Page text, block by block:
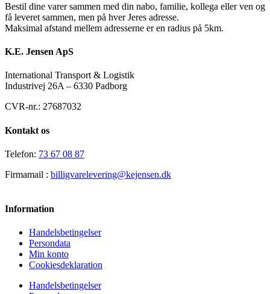
Bestil dine varer sammen med din nabo, familie, kollega eller ven og
få leveret sammen, men på hver Jeres adresse.
Maksimal afstand mellem adresserne er en radius på 5km.
K.E. Jensen ApS
International Transport & Logistik
Industrivej 26A – 6330 Padborg
CVR-nr.: 27687032
Kontakt os
Telefon: 73 67 08 87
Firmamail : billigvarelevering@kejensen.dk
Information
Handelsbetingelser
Persondata
Min konto
Cookiesdeklaration
Handelsbetingelser